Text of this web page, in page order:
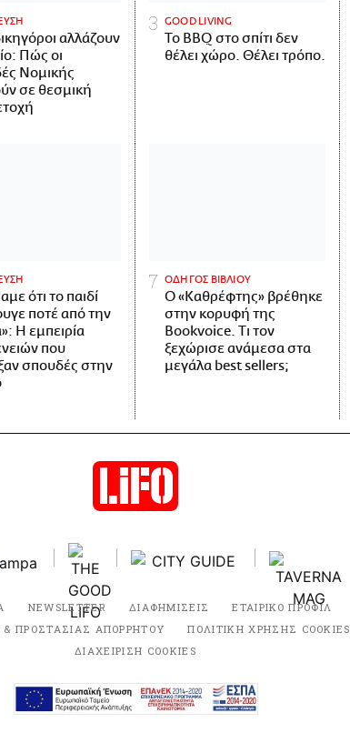
αλλάζουν
Πώς οι
Νομικής
σε θεσμική
GOOD LIVING
Το BBQ στο σπίτι δεν
θέλει χώρο. Θέλει τρόπο.
ότι το παιδί
ποτέ από την
Η εμπειρία
που
σπουδές στην
ΟΔΗΓΟΣ ΒΙΒΛΙΟΥ
Ο «Καθρέφτης» βρέθηκε
στην κορυφή της
Bookvoice. Τι τον
ξεχώρισε ανάμεσα στα
μεγάλα best sellers;
NEWSLETTER ΔΙΑΦΗΜΙΣΕΙΣ ΕΤΑΙΡΙΚΟ ΠΡΟΦΙΛ
ΠΡΟΣΤΑΣΙΑΣ ΑΠΟΡΡΗΤΟΥ
ΠΟΛΙΤΙΚΗ ΧΡΗΣΗΣ COOKIES
ΔΙΑΧΕΙΡΙΣΗ COOKIES